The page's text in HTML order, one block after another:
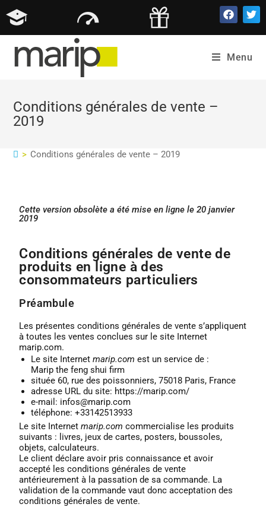
Menu
Conditions générales de vente –
2019
> Conditions générales de vente – 2019
Cette version obsolète a été mise en ligne le 20 janvier
2019
Conditions générales de vente de
produits en ligne à des
consommateurs particuliers
Préambule
Les présentes conditions générales de vente s’appliquent
à toutes les ventes conclues sur le site Internet
marip.com.
Le site Internetmarip.com est un service de :
Marip the feng shui firm
située 60, rue des poissonniers, 75018 Paris, France
adresse URL du site: https://marip.com/
e-mail: infos@marip.com
téléphone: +33142513933
Le site Internetmarip.com commercialise les produits
suivants : livres, jeux de cartes, posters, boussoles,
objets, calculateurs.
Le client déclare avoir pris connaissance et avoir
accepté les conditions générales de vente
antérieurement à la passation de sa commande. La
validation de la commande vaut donc acceptation des
conditions générales de vente.